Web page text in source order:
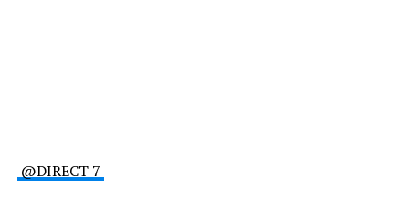
@DIRECT 7